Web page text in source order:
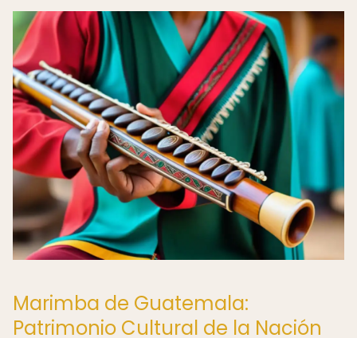
Marimba de Guatemala:
Patrimonio Cultural de la Nación